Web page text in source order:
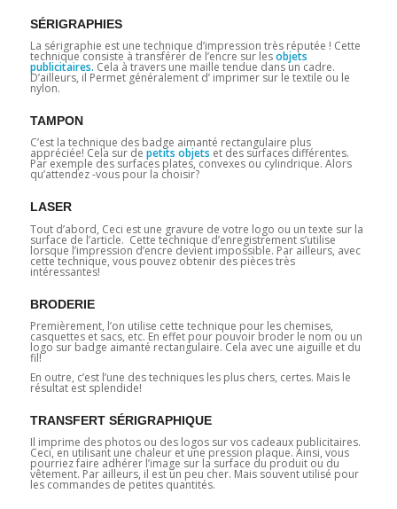
SÉRIGRAPHIES
La sérigraphie est une technique d’impression très réputée ! Cette
technique consiste à transférer de l’encre sur lesobjets
publicitaires. Cela à travers une maille tendue dans un cadre.
D’ailleurs, il Permet généralement d’ imprimer sur le textile ou le
nylon.
TAMPON
C’est la technique des badge aimanté rectangulaire plus
appréciée! Cela sur de petits objets et des surfaces différentes.
Par exemple des surfaces plates, convexes ou cylindrique. Alors
qu’attendez -vous pour la choisir?
LASER
Tout d’abord, Ceci est une gravure de votre logo ou un texte sur la
surface de l’article. Cette technique d’enregistrement s’utilise
lorsque l’impression d’encre devient impossible. Par ailleurs, avec
cette technique, vous pouvez obtenir des pièces très
intéressantes!
BRODERIE
Premièrement, l’on utilise cette technique pour les chemises,
casquettes et sacs, etc. En effet pour pouvoir broder le nom ou un
logo sur badge aimanté rectangulaire. Cela avec une aiguille et du
fil!
En outre, c’est l’une des techniques les plus chers, certes. Mais le
résultat est splendide!
TRANSFERT SÉRIGRAPHIQUE
Il imprime des photos ou des logos sur vos cadeaux publicitaires.
Ceci, en utilisant une chaleur et une pression plaque. Ainsi, vous
pourriez faire adhérer l’image sur la surface du produit ou du
vêtement. Par ailleurs, il est un peu cher. Mais souvent utilisé pour
les commandes de petites quantités.